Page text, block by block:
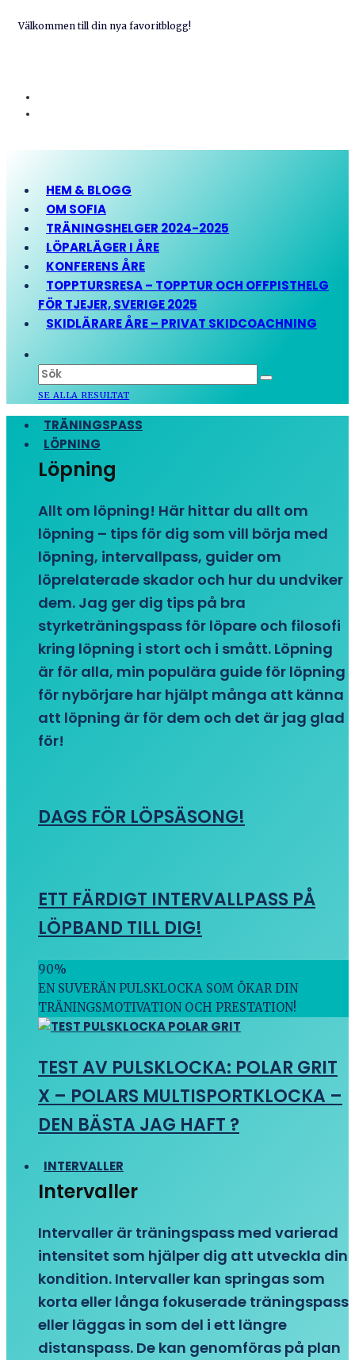
Välkommen till din nya favoritblogg!
HEM & BLOGG
OM SOFIA
TRÄNINGSHELGER 2024-2025
LÖPARLÄGER I ÅRE
KONFERENS ÅRE
TOPPTURSRESA – TOPPTUR OCH OFFPISTHELG
FÖR TJEJER, SVERIGE 2025
SKIDLÄRARE ÅRE – PRIVAT SKIDCOACHNING
SE ALLA RESULTAT
TRÄNINGSPASS
LÖPNING
Löpning
Allt om löpning! Här hittar du allt om
löpning – tips för dig som vill börja med
löpning, intervallpass, guider om
löprelaterade skador och hur du undviker
dem. Jag ger dig tips på bra
styrketräningspass för löpare och filosofi
kring löpning i stort och i smått. Löpning
är för alla, min populära guide för löpning
för nybörjare har hjälpt många att känna
att löpning är för dem och det är jag glad
för!
DAGS FÖR LÖPSÄSONG!
ETT FÄRDIGT INTERVALLPASS PÅ
LÖPBAND TILL DIG!
90%
EN SUVERÄN PULSKLOCKA SOM ÖKAR DIN
TRÄNINGSMOTIVATION OCH PRESTATION!
TEST AV PULSKLOCKA: POLAR GRIT
X – POLARS MULTISPORTKLOCKA –
DEN BÄSTA JAG HAFT ?
INTERVALLER
Intervaller
Intervaller är träningspass med varierad
intensitet som hjälper dig att utveckla din
kondition. Intervaller kan springas som
korta eller långa fokuserade träningspass
eller läggas in som del i ett längre
distanspass. De kan genomföras på plan